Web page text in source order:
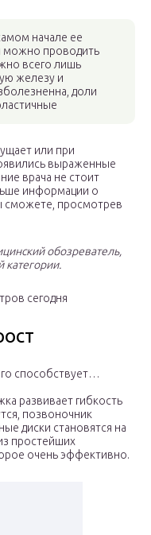
начале ее
можно проводить
всего лишь
железу и
доли
или при
выраженные
врача не стоит
информации о
сможете, просмотрев
обозреватель,
категории.
сегодня
способствует…
развивает гибкость
позвоночник
диски становятся на
простейших
очень эффективно.